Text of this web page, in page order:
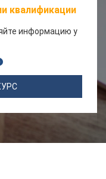
квалификации
информацию у